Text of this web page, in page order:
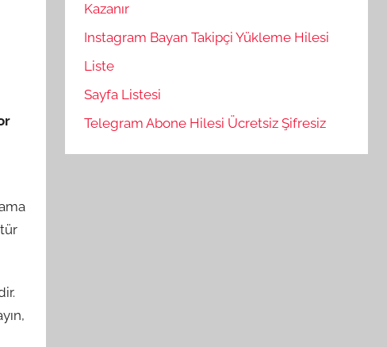
Kazanır
Instagram Bayan Takipçi Yükleme Hilesi
Liste
Sayfa Listesi
Telegram Abone Hilesi Ücretsiz Şifresiz